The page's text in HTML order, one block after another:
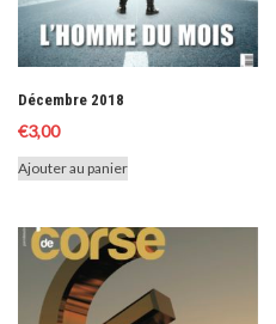
Décembre 2018
€3,00
Ajouter au panier